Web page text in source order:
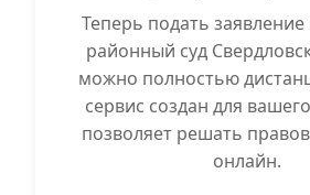
Теперь подать заявление
районный суд
можно полностью
сервис создан для
позволяет решать
онлайн.